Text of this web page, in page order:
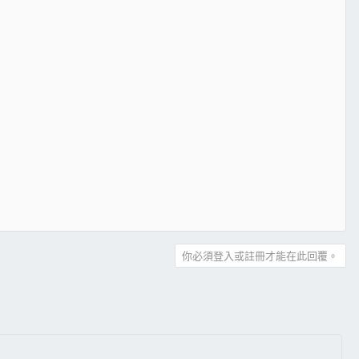
你必須登入或註冊才能在此回覆。